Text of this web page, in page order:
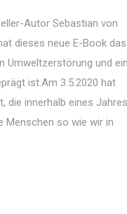
Autor Sebastian von
dieses neue E-Book das
Umweltzerstörung und
ist.Am 3.5.2020 hat
die innerhalb eines Jahres
Menschen so wie wir in